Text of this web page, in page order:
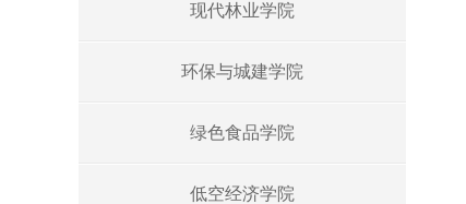
现代林业学院
环保与城建学院
绿色食品学院
低空经济学院